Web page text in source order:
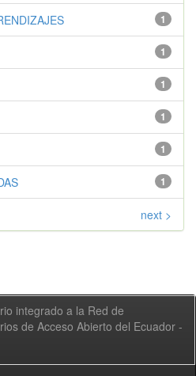
1
1
1
1
1
1
next >
integrado a la Red de
de Acceso Abierto del Ecuador -